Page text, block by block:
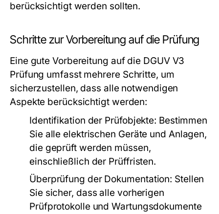
berücksichtigt werden sollten.
Schritte zur Vorbereitung auf die Prüfung
Eine gute Vorbereitung auf die DGUV V3
Prüfung umfasst mehrere Schritte, um
sicherzustellen, dass alle notwendigen
Aspekte berücksichtigt werden:
Identifikation der Prüfobjekte: Bestimmen
Sie alle elektrischen Geräte und Anlagen,
die geprüft werden müssen,
einschließlich der Prüffristen.
Überprüfung der Dokumentation: Stellen
Sie sicher, dass alle vorherigen
Prüfprotokolle und Wartungsdokumente